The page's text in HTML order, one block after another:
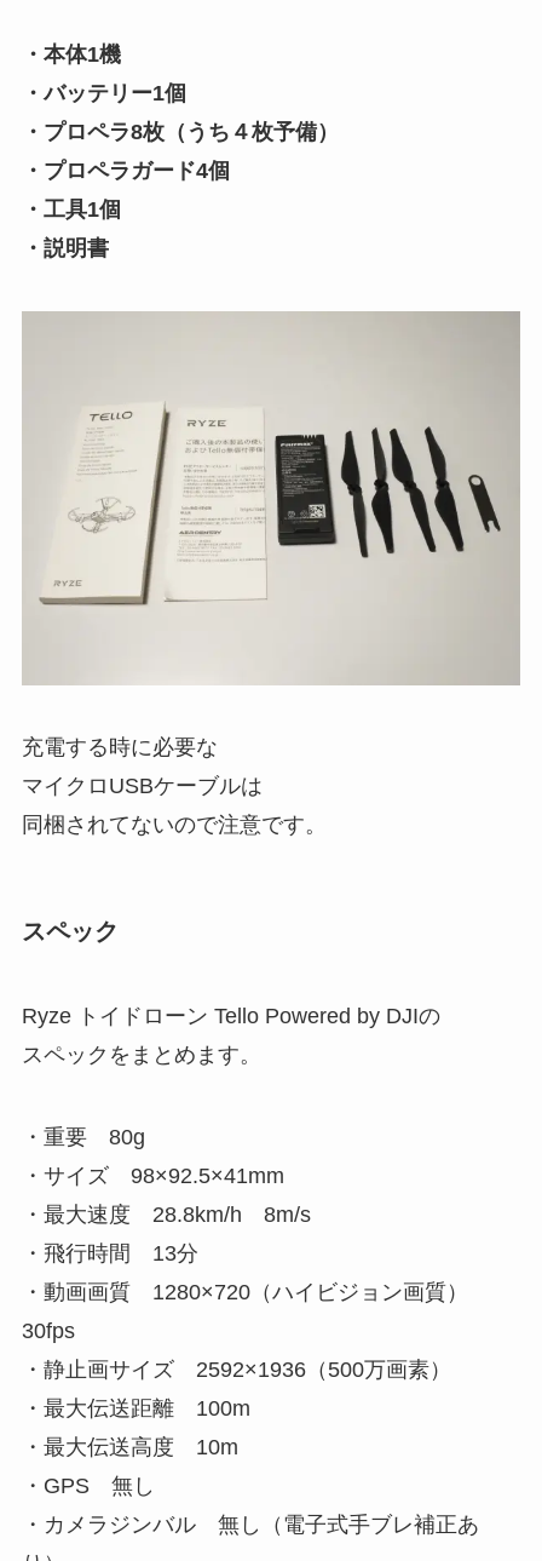
・本体1機
・バッテリー1個
・プロペラ8枚（うち４枚予備）
・プロペラガード4個
・工具1個
・説明書
充電する時に必要な
マイクロUSBケーブルは
同梱されてないので注意です。
スペック
Ryze トイドローン Tello Powered by DJIの
スペックをまとめます。
・重要 80g
・サイズ 98×92.5×41mm
・最大速度 28.8km/h 8m/s
・飛行時間 13分
・動画画質 1280×720（ハイビジョン画質）
30fps
・静止画サイズ 2592×1936（500万画素）
・最大伝送距離 100m
・最大伝送高度 10m
・GPS 無し
・カメラジンバル 無し（電子式手ブレ補正あ